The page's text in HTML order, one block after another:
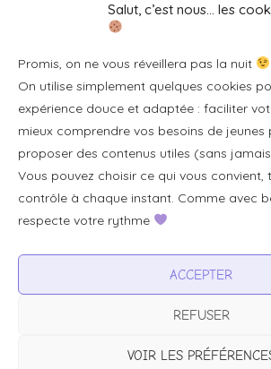
Salut, c’est nous… les
Promis, on ne vous réveillera pas la nuit
On utilise simplement quelques cookies
expérience douce et adaptée : faciliter
mieux comprendre vos besoins de jeunes
proposer des contenus utiles (sans
Vous pouvez choisir ce qui vous
contrôle à chaque instant. Comme avec
respecte votre rythme
ACCEPTER
REFUSER
VOIR LES
Se connecter/S'inscrire
FAQ / Livraison & accès
À propos
Plan du site
Tous les articles
Professionnels & partenariats
Visibilité pour votre marque
Proposer un produit ou un service